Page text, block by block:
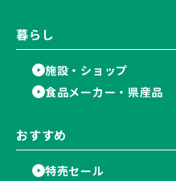
暮らし
施設・ショップ
食品メーカー・県産品
おすすめ
特売セール